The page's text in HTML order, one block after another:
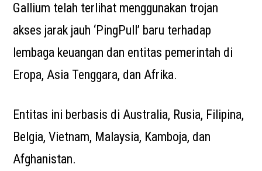
Gallium telah terlihat menggunakan trojan
akses jarak jauh ‘PingPull’ baru terhadap
lembaga keuangan dan entitas pemerintah di
Eropa, Asia Tenggara, dan Afrika.
Entitas ini berbasis di Australia, Rusia, Filipina,
Belgia, Vietnam, Malaysia, Kamboja, dan
Afghanistan.